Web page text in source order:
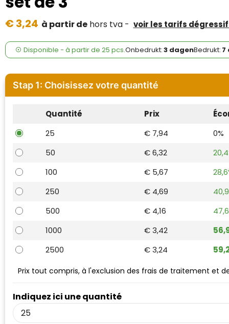
Fresh 'n Rebel
GolfOriginals
James Harvest
Kingcap
MyKit
Ocean Bottle
Parker
Waterman
€ 3,24 à partir dehors tva - voir les tarifs
Disponible - à partir de 25 pcs.Onbedrukt:3 dagenBedrukt: 7
Stap 1: Choisissez votre quantité
Quantité Prix
25
€ 7,94
0%
50
€ 6,32
100
€ 5,67
250
€ 4,69
500
€ 4,16
1000
€ 3,42
2500
€ 3,24
Indiquez ici une quantité
Prix tout compris, à l'exclusion des frais de traitement et